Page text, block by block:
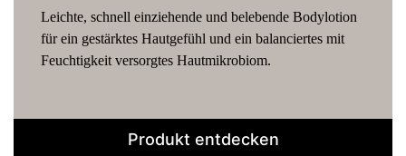
Sanft aufschäumendes Duschgel für zarte und
gründliche Reinigung. Das seidig, luxuriöse Soul &
Body Wash verwöhnt Haut und Sinne mit einer
Produkt entdecken